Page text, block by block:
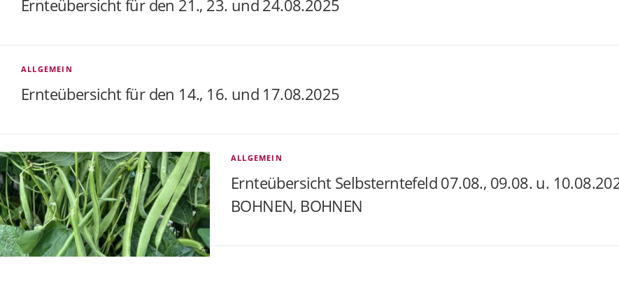
Ernteübersicht für den 21., 23. und 24.08.2025
ALLGEMEIN
Ernteübersicht für den 14., 16. und 17.08.2025
ALLGEMEIN
Ernteübersicht Selbsterntefeld 07.08., 09.08. u.
BOHNEN, BOHNEN